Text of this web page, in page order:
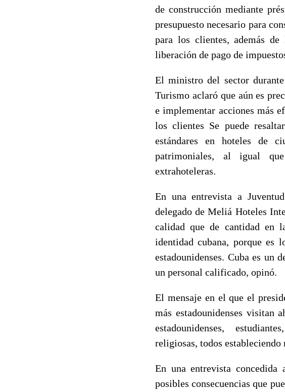
de construcción mediante
presupuesto necesario para
para los clientes, además
liberación de pago de
El ministro del sector
Turismo aclaró que aún es
e implementar acciones más
los clientes Se puede
estándares en hoteles de
patrimoniales, al igual
extrahoteleras.
En una entrevista a
delegado de Meliá Hoteles
calidad que de cantidad en
identidad cubana, porque es
estadounidenses. Cuba es un
un personal calificado, opinó.
El mensaje en el que el
más estadounidenses visitan
estadounidenses,
religiosas, todos estableciendo
En una entrevista
posibles consecuencias que